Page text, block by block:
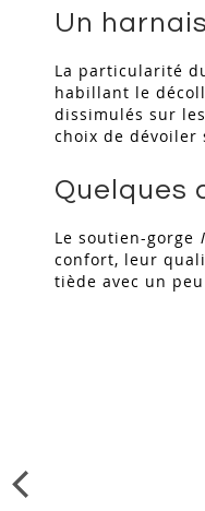
Un
La particularité
habillant le
dissimulés sur
choix de dévoiler
Quelques
Le soutien-gorge
confort, leur
tiède avec un